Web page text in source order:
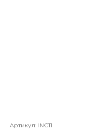
Артикул: INC11